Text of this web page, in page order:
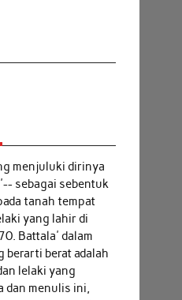
menjuluki dirinya
sebagai sebentuk
tanah tempat
yang lahir di
Battala' dalam
berarti berat adalah
lelaki yang
dan menulis ini,